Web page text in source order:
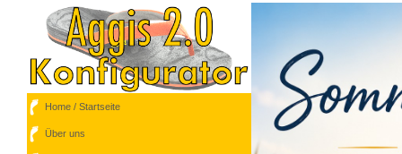
Home / Startseite
Über uns